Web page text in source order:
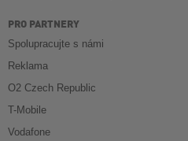
PRO PARTNERY
Spolupracujte s námi
Reklama
O2 Czech Republic
T-Mobile
Vodafone